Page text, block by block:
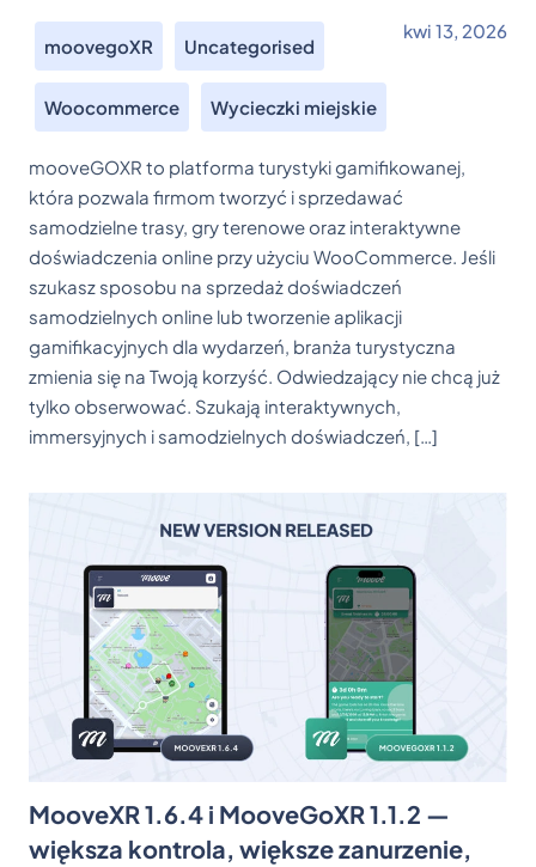
moovegoXR Uncategorised
Woocommerce Wycieczki miejskie
kwi 13, 2026
mooveGOXR to platforma turystyki gamifikowanej,
która pozwala firmom tworzyć i sprzedawać
samodzielne trasy, gry terenowe oraz interaktywne
doświadczenia online przy użyciu WooCommerce. Jeśli
szukasz sposobu na sprzedaż doświadczeń
samodzielnych online lub tworzenie aplikacji
gamifikacyjnych dla wydarzeń, branża turystyczna
zmienia się na Twoją korzyść. Odwiedzający nie chcą już
tylko obserwować. Szukają interaktywnych,
immersyjnych i samodzielnych doświadczeń, […]
MooveXR 1.6.4 i MooveGoXR 1.1.2 —
większa kontrola, większe zanurzenie,